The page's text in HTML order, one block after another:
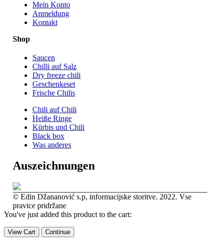
Mein Konto
Anmeldung
Kontakt
Shop
Saucen
Chilli auf Salz
Dry freeze chili
Geschenkeset
Frische Chilis
Chili auf Chili
Heiße Ringe
Kürbis und Chili
Black box
Was anderes
Auszeichnungen
© Edin Džananović s.p, informacijske storitve. 2022. Vse
pravice pridržane
You've just added this product to the cart:
View Cart Continue